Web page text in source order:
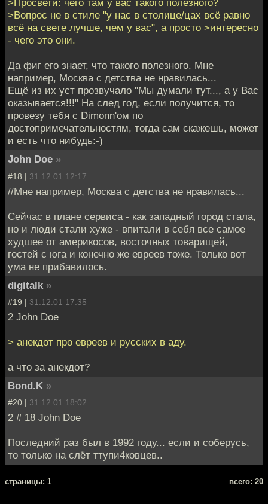
>Просвети: чего там у вас такого полезного?
>Вопрос не в стиле "у нас в столице/цах всё равно
всё на свете лучше, чем у вас", а просто >интересно
- чего это они.
Да фиг его знает, что такого полезного. Мне
например, Москва с детства не нравилась...
Ещё из их уст прозвучало "Мы думали тут..., а у Вас
оказывается!!!" На след год, если получится, то
провезу тебя с Dimonn'ом по
достопримечательностям, тогда сам скажешь, может
и есть что нибудь:-)
John Doe »
#18 | 31.12.01 12:17
//Мне например, Москва с детства не нравилась...
Сейчас в плане сервиса - как западный город стала,
но и люди стали хуже - впитали в себя все самое
худшее от америкосов, восточных товарищей,
гостей с юга и конечно же евреев тоже. Только вот
ума не прибавилось.
digitalk »
#19 | 31.12.01 17:35
2 John Doe
> анекдот про евреев и русских в аду.
а что за анекдот?
Bond.K »
#20 | 31.12.01 18:02
2 # 18 John Doe
Последний раз был в 1992 году... если и соберусь,
то только на слёт ттупи4ковцев..
cтраницы: 1 всего: 20